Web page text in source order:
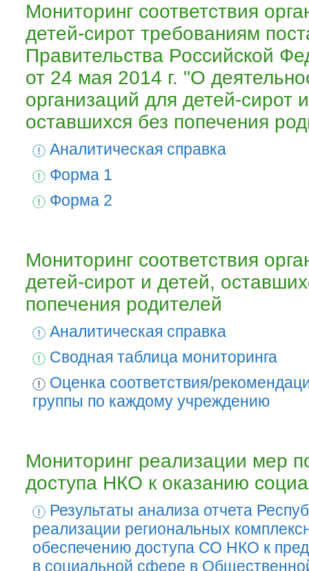
Мониторинг соответствия
детей-сирот требованиям
Правительства Российской
от 24 мая 2014 г. "О
организаций для детей-сирот
оставшихся без попечения
Аналитическая справка
Форма 1
Форма 2
Мониторинг соответствия
детей-сирот и детей,
попечения родителей
Аналитическая справка
Сводная таблица мониторинга
Оценка соответствия/
группы по каждому учреждению
Мониторинг реализации мер
доступа НКО к оказанию
Результаты анализа отчета
реализации региональных
обеспечению доступа СО НКО к
в социальной сфере в